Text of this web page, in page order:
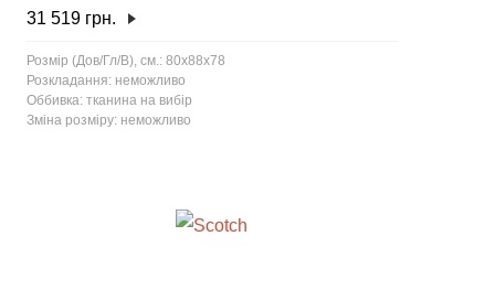
31 519грн.
Розмір (Дов/Гл/В), см.: 80x88x78
Розкладання: неможливо
Оббивка: тканина на вибір
Зміна розміру: неможливо